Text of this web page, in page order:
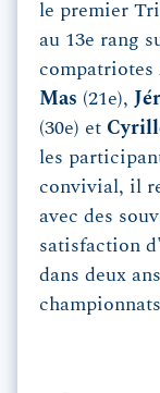
le premier
au 13e rang
compatriotes
Mas (21e),
(30e) et
les
convivial, il
avec des
satisfaction
dans deux